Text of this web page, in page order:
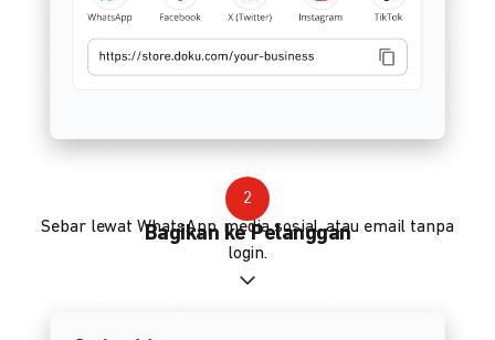
2
Bagikan ke Pelanggan
Sebar lewat WhatsApp, media sosial, atau email tanpa
login.